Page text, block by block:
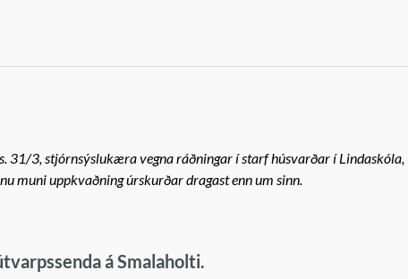
31/3, stjórnsýslukæra vegna ráðningar í starf húsvarðar í Lindaskóla,
muni uppkvaðning úrskurðar dragast enn um sinn.
á Smalaholti.